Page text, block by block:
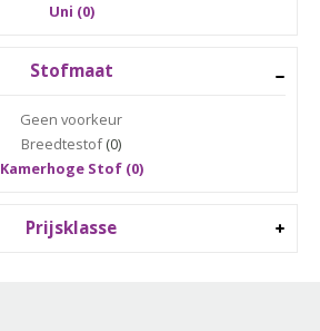
Uni (0)
Stofmaat
Geen voorkeur
Breedtestof(0)
Kamerhoge Stof (0)
Prijsklasse